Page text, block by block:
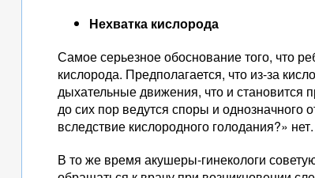
Нехватка кислорода
Самое серьезное обоснование того, что
кислорода. Предполагается, что из-за
дыхательные движения, что и становится
до сих пор ведутся споры и однозначного
вследствие кислородного голодания?» нет.
В то же время акушеры-гинекологи